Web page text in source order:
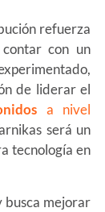
refuerza
con un
de liderar el
a nivel
será un
tecnología en
busca mejorar